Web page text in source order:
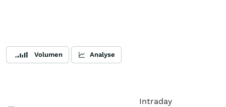
Volumen Analyse
Intraday